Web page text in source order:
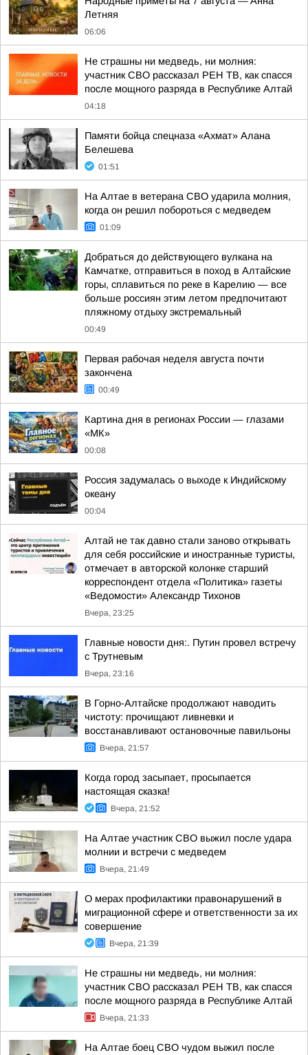
Лeтняя
06:06
Не страшны ни медведь, ни молния:
участник СВО рассказал РЕН ТВ, как спасся
после мощного разряда в Республике Алтай
04:18
Памяти бойца спецназа «Ахмат» Алана
Белешева
01:51
На Алтае в ветерана СВО ударила молния,
когда он решил побороться с медведем
01:09
Добраться до действующего вулкана на
Камчатке, отправиться в поход в Алтайские
горы, сплавиться по реке в Карелию — все
больше россиян этим летом предпочитают
пляжному отдыху экстремальный
00:49
Первая рабочая неделя августа почти
закончена
00:49
Картина дня в регионах России — глазами
«МК»
00:08
Россия задумалась о выходе к Индийскому
океану
00:04
Алтай не так давно стали заново открывать
для себя российские и иностранные туристы,
отмечает в авторской колонке старший
корреспондент отдела «Политика» газеты
«Ведомости» Александр Тихонов
Вчера, 23:25
Главные новости дня:. Путин провел встречу
с Трутневым
Вчера, 23:16
В Горно-Алтайске продолжают наводить
чистоту: прочищают ливневки и
восстанавливают остановочные павильоны
Вчера, 21:57
Когда город засыпает, просыпается
настоящая сказка!
Вчера, 21:52
На Алтае участник СВО выжил после удара
молнии и встречи с медведем
Вчера, 21:49
О мерах профилактики правонарушений в
миграционной сфере и ответственности за их
совершение
Вчера, 21:39
Не страшны ни медведь, ни молния:
участник СВО рассказал РЕН ТВ, как спасся
после мощного разряда в Республике Алтай
Вчера, 21:33
На Алтае боец СВО чудом выжил после